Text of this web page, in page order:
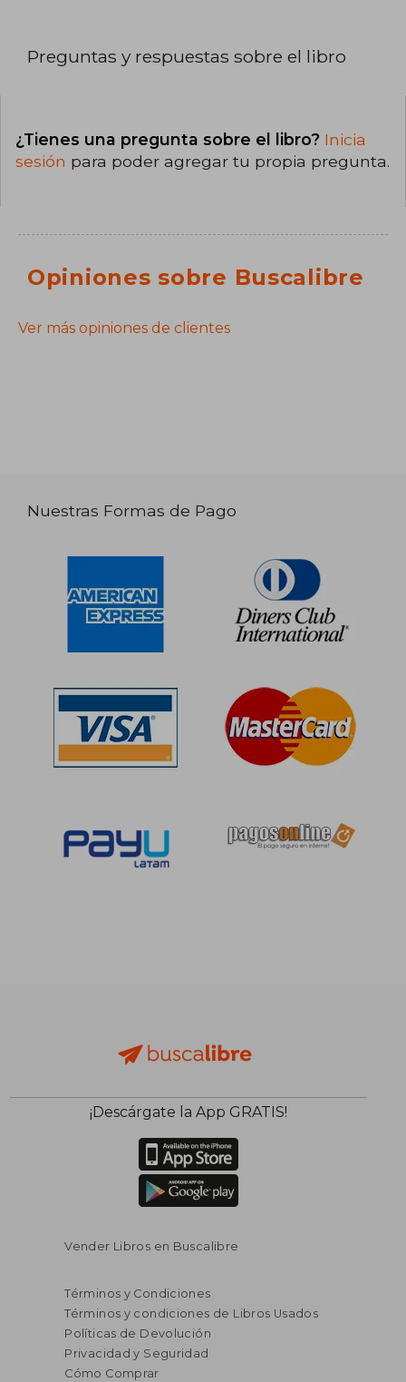
Preguntas y respuestas sobre el libro
¿Tienes una pregunta sobre el libro? Inicia
sesión para poder agregar tu propia pregunta.
Opiniones sobre Buscalibre
Ver más opiniones de clientes
Nuestras Formas de Pago
¡Descárgate la App GRATIS!
Vender Libros en Buscalibre
Términos y Condiciones
Términos y condiciones de Libros Usados
Políticas de Devolución
Privacidad y Seguridad
Cómo Comprar